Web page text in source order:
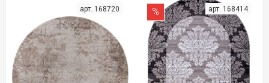
арт. 168720 арт. 168414
%